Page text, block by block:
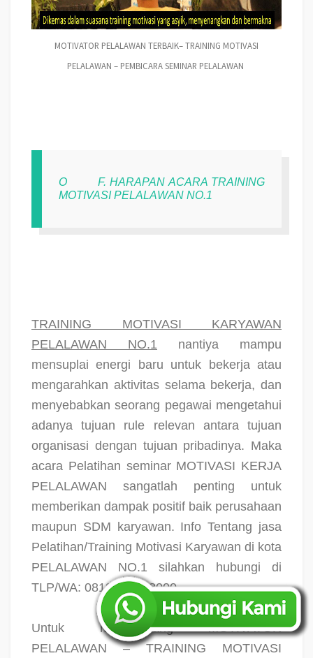
MOTIVATOR PELALAWAN TERBAIK– TRAINING MOTIVASI
PELALAWAN – PEMBICARA SEMINAR PELALAWAN
O
F. HARAPAN ACARA TRAINING
MOTIVASI PELALAWAN NO.1
TRAINING MOTIVASI KARYAWAN
PELALAWAN NO.1 nantiya mampu
mensuplai energi baru untuk bekerja atau
mengarahkan aktivitas selama bekerja, dan
menyebabkan seorang pegawai mengetahui
adanya tujuan rule relevan antara tujuan
organisasi dengan tujuan pribadinya. Maka
acara Pelatihan seminar MOTIVASI KERJA
PELALAWAN sangatlah penting untuk
memberikan dampak positif baik perusahaan
maupun SDM karyawan. Info Tentang jasa
Pelatihan/Training Motivasi Karyawan di kota
PELALAWAN NO.1 silahkan hubungi di
TLP/WA: 0819-4654-8000
Untuk mengundang MOTIVATOR
PELALAWAN – TRAINING MOTIVASI